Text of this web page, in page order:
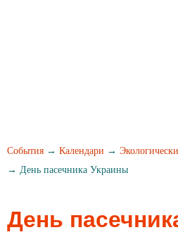
События → Календари →
→ День пасечника Украины
День